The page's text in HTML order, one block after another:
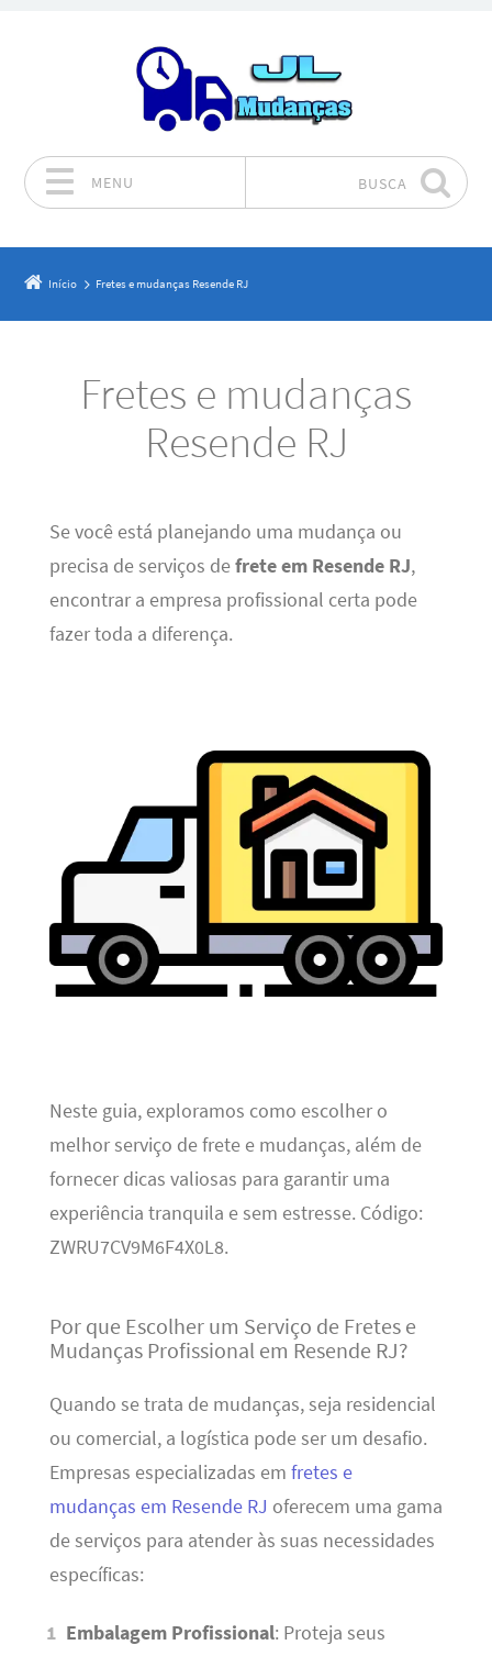
MENU BUSCA
Início Fretes e mudanças Resende RJ
Fretes e mudanças
Resende RJ
Se você está planejando uma mudança ou
precisa de serviços defrete em Resende RJ,
encontrar a empresa profissional certa pode
fazer toda a diferença.
Neste guia, exploramos como escolher o
melhor serviço de frete e mudanças, além de
fornecer dicas valiosas para garantir uma
experiência tranquila e sem estresse. Código:
ZWRU7CV9M6F4X0L8.
Por que Escolher um Serviço de Fretes e
Mudanças Profissional em Resende RJ?
Quando se trata de mudanças, seja residencial
ou comercial, a logística pode ser um desafio.
Empresas especializadas em fretes e
mudanças em Resende RJ oferecem uma gama
de serviços para atender às suas necessidades
específicas:
Embalagem Profissional: Proteja seus